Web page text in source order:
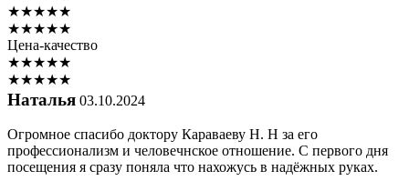
★★★★★
★★★★★
Цена-качество
★★★★★
★★★★★
Наталья 03.10.2024
Огромное спасибо доктору Караваеву Н. Н за его
профессионализм и человечнское отношение. С первого дня
посещения я сразу поняла что нахожусь в надёжных руках.